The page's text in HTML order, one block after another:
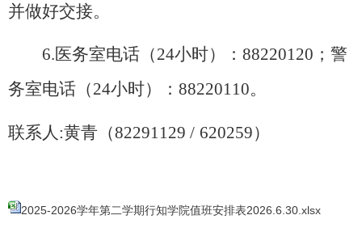
并做好交接。
6.医务室电话（24小时）：88220120；警
务室电话（24小时）：88220110。
联系人:黄青（82291129 / 620259）
2025-2026学年第二学期行知学院值班安排表2026.6.30.xlsx